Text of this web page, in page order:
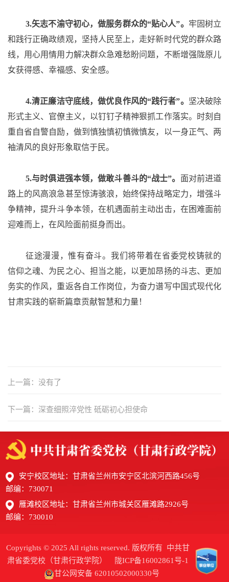
3.矢志不渝守初心，做服务群众的“贴心人”。 牢固树立
和践行正确政绩观，坚持人民至上，走好新时代党的群众路
线，用心用情用力解决群众急难愁盼问题，不断增强陇原儿
女获得感、幸福感、安全感。
4.清正廉洁守底线，做优良作风的“践行者”。 坚决破除
形式主义、官僚主义，以钉钉子精神狠抓工作落实。时刻自
重自省自警自励，做到慎独慎初慎微慎友，以一身正气、两
袖清风的良好形象取信于民。
5.与时俱进强本领，做敢斗善斗的“战士”。 面对前进道
路上的风高浪急甚至惊涛骇浪，始终保持战略定力，增强斗
争精神，提升斗争本领，在机遇面前主动出击，在困难面前
迎难而上，在风险面前挺身而出。
征途漫漫，惟有奋斗。我们将带着在省委党校铸就的
信仰之魂、为民之心、担当之能，以更加昂扬的斗志、更加
务实的作风，重返各自工作岗位，为奋力谱写中国式现代化
甘肃实践的崭新篇章贡献智慧和力量！
上一篇：没有了
下一篇：深查细照淬党性 砥砺初心担使命
安宁校区地址：甘肃省兰州市安宁区北滨河西路456号
邮编：730071
雁滩校区地址：甘肃省兰州市城关区雁滩路2926号
邮编：730010
Copyrights © 2025 All rights reserved. 版权所有 中共甘
肃省委党校（甘肃行政学院）
陇ICP备16002861号-1
甘公网安备 62010502000330号